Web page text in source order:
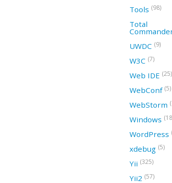
Tools (98)
Total
UWDC (9)
W3C (7)
Web IDE (25)
WebConf (5)
WebStorm
Windows
WordPress
xdebug (5)
Yii (325)
Yii2 (57)